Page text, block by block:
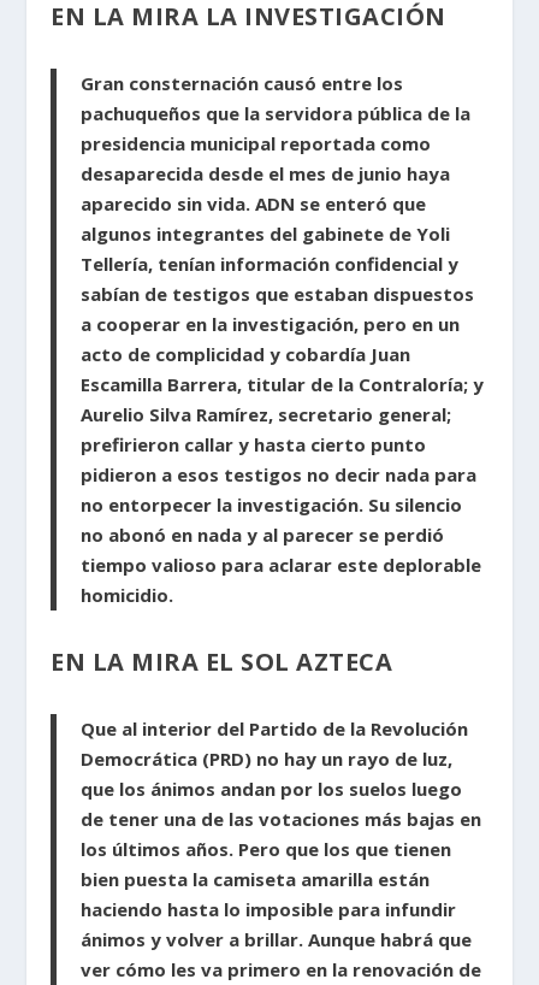
EN LA MIRA LA INVESTIGACIÓN
Gran consternación causó entre los
pachuqueños que la servidora pública de la
presidencia municipal reportada como
desaparecida desde el mes de junio haya
aparecido sin vida. ADN se enteró que
algunos integrantes del gabinete de Yoli
Tellería, tenían información confidencial y
sabían de testigos que estaban dispuestos
a cooperar en la investigación, pero en un
acto de complicidad y cobardía Juan
Escamilla Barrera, titular de la Contraloría; y
Aurelio Silva Ramírez, secretario general;
prefirieron callar y hasta cierto punto
pidieron a esos testigos no decir nada para
no entorpecer la investigación. Su silencio
no abonó en nada y al parecer se perdió
tiempo valioso para aclarar este deplorable
homicidio.
EN LA MIRA EL SOL AZTECA
Que al interior del Partido de la Revolución
Democrática (PRD) no hay un rayo de luz,
que los ánimos andan por los suelos luego
de tener una de las votaciones más bajas en
los últimos años. Pero que los que tienen
bien puesta la camiseta amarilla están
haciendo hasta lo imposible para infundir
ánimos y volver a brillar. Aunque habrá que
ver cómo les va primero en la renovación de